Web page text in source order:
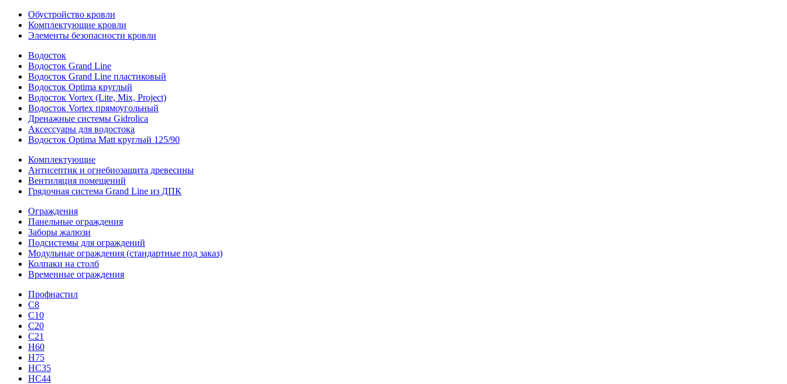
Обустройство кровли
Комплектующие кровли
Элементы безопасности кровли
Водосток
Водосток Grand Line
Водосток Grand Line пластиковый
Водосток Optima круглый
Водосток Vortex (Lite, Mix, Project)
Водосток Vortex прямоугольный
Дренажные системы Gidrolica
Аксессуары для водостока
Водосток Optima Matt круглый 125/90
Комплектующие
Антисептик и огнебиозащита древесины
Вентиляция помещений
Грядочная система Grand Line из ДПК
Ограждения
Панельные ограждения
Заборы жалюзи
Подсистемы для ограждений
Модульные ограждения (стандартные под заказ)
Колпаки на столб
Временные ограждения
Профнастил
С8
С10
С20
С21
H60
H75
HС35
НС44